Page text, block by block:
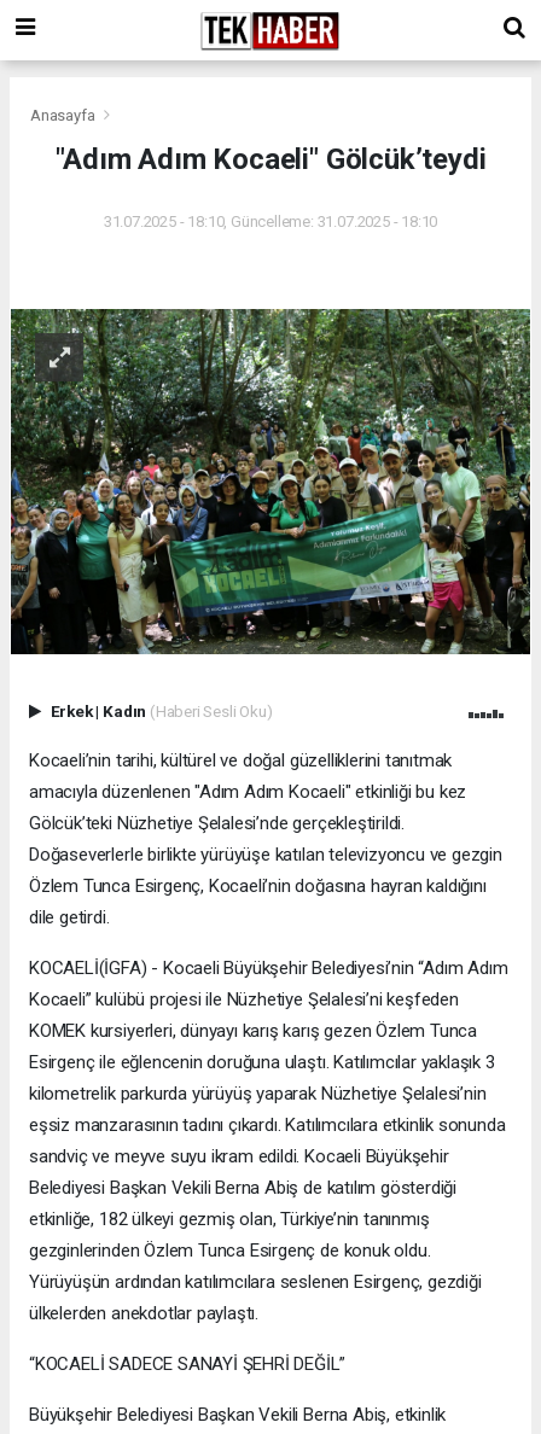
Anasayfa
"Adım Adım Kocaeli" Gölcük’teydi
31.07.2025 - 18:10, Güncelleme: 31.07.2025 - 18:10
Erkek| Kadın (Haberi Sesli Oku)
Kocaeli’nin tarihi, kültürel ve doğal güzelliklerini tanıtmak
amacıyla düzenlenen "Adım Adım Kocaeli" etkinliği bu kez
Gölcük’teki Nüzhetiye Şelalesi’nde gerçekleştirildi.
Doğaseverlerle birlikte yürüyüşe katılan televizyoncu ve gezgin
Özlem Tunca Esirgenç, Kocaeli’nin doğasına hayran kaldığını
dile getirdi.
KOCAELİ(İGFA) - Kocaeli Büyükşehir Belediyesi’nin “Adım Adım
Kocaeli” kulübü projesi ile Nüzhetiye Şelalesi’ni keşfeden
KOMEK kursiyerleri, dünyayı karış karış gezen Özlem Tunca
Esirgenç ile eğlencenin doruğuna ulaştı. Katılımcılar yaklaşık 3
kilometrelik parkurda yürüyüş yaparak Nüzhetiye Şelalesi’nin
eşsiz manzarasının tadını çıkardı. Katılımcılara etkinlik sonunda
sandviç ve meyve suyu ikram edildi. Kocaeli Büyükşehir
Belediyesi Başkan Vekili Berna Abiş de katılım gösterdiği
etkinliğe, 182 ülkeyi gezmiş olan, Türkiye’nin tanınmış
gezginlerinden Özlem Tunca Esirgenç de konuk oldu.
Yürüyüşün ardından katılımcılara seslenen Esirgenç, gezdiği
ülkelerden anekdotlar paylaştı.
“KOCAELİ SADECE SANAYİ ŞEHRİ DEĞİL”
Büyükşehir Belediyesi Başkan Vekili Berna Abiş, etkinlik